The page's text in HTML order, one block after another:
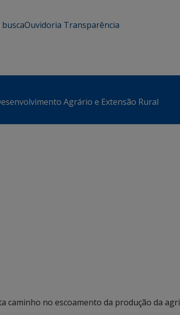
Ouvidoria Transparência
Agrário e Extensão Rural
caminho no escoamento da produção da